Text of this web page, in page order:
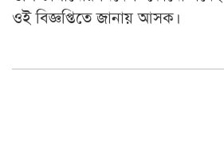
ওই বিজ্ঞপ্তিতে জানায় আসক।